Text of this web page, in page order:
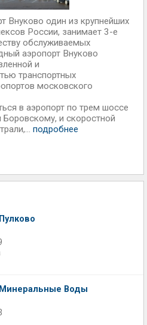
Внуково один из крупнейших
России, занимает 3-е
обслуживаемых
аэропорт Внуково
и
транспортных
московского
в аэропорт по трем шоссе
и скоростной
подробнее
Воды